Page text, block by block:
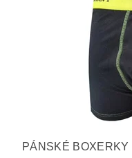
PÁNSKÉ BOXERKY